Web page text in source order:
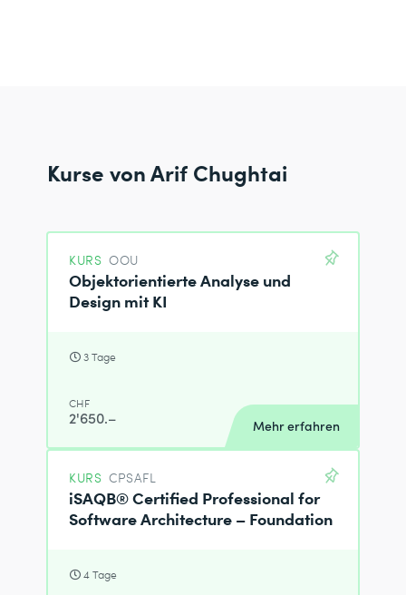
Kurse von Arif Chughtai
KURS OOU
Objektorientierte Analyse und
Design mit KI
3 Tage
CHF
2'650.– Mehr erfahren
KURS CPSAFL
iSAQB® Certified Professional for
Software Architecture – Foundation
4 Tage